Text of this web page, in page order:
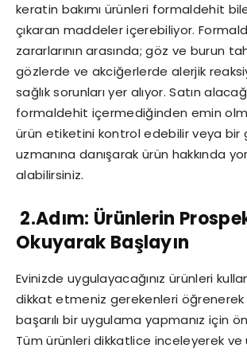
keratin bakımı ürünleri formaldehit
çıkaran maddeler içerebiliyor.
zararlarının arasında; göz ve burun
gözlerde ve akciğerlerde alerjik
sağlık sorunları yer alıyor. Satın
formaldehit içermediğinden emin
ürün etiketini kontrol edebilir veya bir
uzmanına danışarak ürün hakkında
alabilirsiniz.
2.Adım: Ürünlerin
Okuyarak Başlayın
Evinizde uygulayacağınız ürünleri
dikkat etmeniz gerekenleri öğrenerek
başarılı bir uygulama yapmanız için
Tüm ürünleri dikkatlice inceleyerek